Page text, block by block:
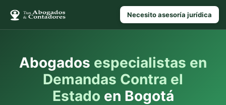
Necesito asesoría jurídica
Abogados especialistas en
Demandas Contra el
Estado en Bogotá